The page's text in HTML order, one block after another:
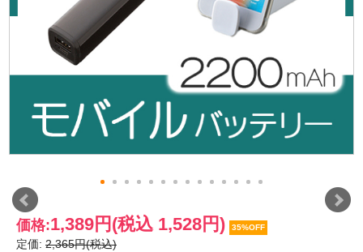
価格:1,389円 (税込 1,528円) 35%OFF
定価: 2,365円(税込)